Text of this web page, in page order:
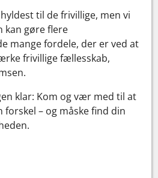
til de frivillige, men vi
kan gøre flere
mange fordele, der er ved at
frivillige fællesskab,
klar: Kom og vær med til at
– og måske find din